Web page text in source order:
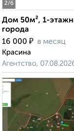
2/6
Дом 50м², 1-
города
16 000 ₽ в месяц
Красина
Агентство,